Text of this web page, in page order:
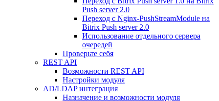
Push server 2.0
Переход с Nginx-PushStreamModule на
Bitrix Push server 2.0
Использование отдельного сервера
очередей
Проверьте себя
REST API
Возможности REST API
Настройки модуля
AD/LDAP интеграция
Назначение и возможности модуля